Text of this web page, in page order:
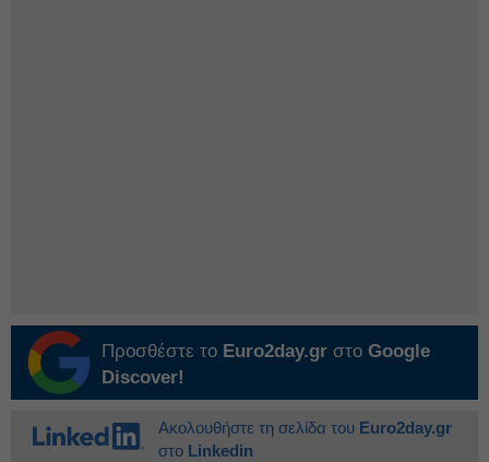
Προσθέστε το Euro2day.gr στο Google
Discover!
Ακολουθήστε τη σελίδα του Euro2day.gr
στο Linkedin